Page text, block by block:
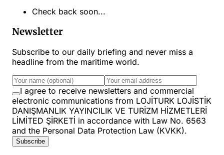
Check back soon...
Newsletter
Subscribe to our daily briefing and never miss a
headline from the maritime world.
I agree to receive newsletters and commercial
electronic communications from LOJİTURK LOJİSTİK
DANIŞMANLIK YAYINCILIK VE TURİZM HİZMETLERİ
LİMİTED ŞİRKETİ in accordance with Law No. 6563
and the Personal Data Protection Law (KVKK).
Subscribe